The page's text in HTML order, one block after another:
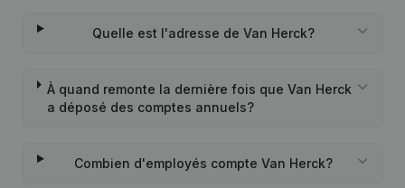
Quelle est l'adresse de Van Herck?
À quand remonte la dernière fois que Van Herck
a déposé des comptes annuels?
Combien d'employés compte Van Herck?